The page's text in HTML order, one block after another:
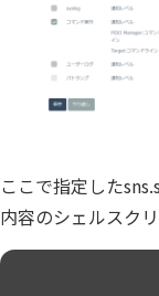
ここで指定した
内容のシェルスクリ